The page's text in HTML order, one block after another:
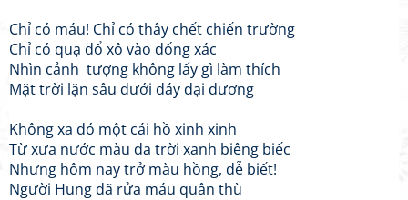
Chỉ có máu! Chỉ có thây chết chiến trường
Chỉ có quạ đổ xô vào đống xác
Nhìn cảnh tượng không lấy gì làm thích
Mặt trời lặn sâu dưới đáy đại dương
Không xa đó một cái hồ xinh xinh
Từ xưa nước màu da trời xanh biêng biếc
Nhưng hôm nay trở màu hồng, dễ biết!
Người Hung đã rửa máu quân thù